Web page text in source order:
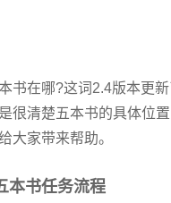
书在哪?这词2.4版本更
很清楚五本书的具体位
大家带来帮助。
本书任务流程